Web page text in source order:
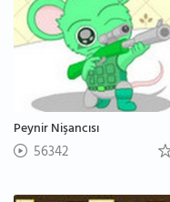
Peynir Nişancısı
56342